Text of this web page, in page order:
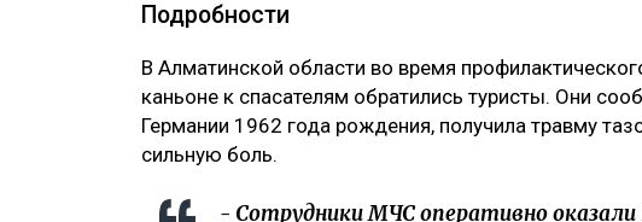
Подробности
В Алматинской области во время
каньоне к спасателям обратились туристы. Они
Германии 1962 года рождения, получила травму
сильную боль.
- Сотрудники МЧС оперативно